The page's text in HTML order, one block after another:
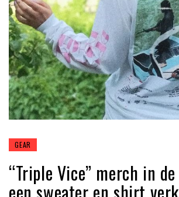
GEAR
“Triple Vice” merch in